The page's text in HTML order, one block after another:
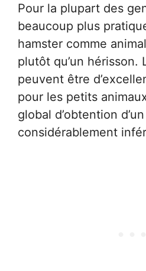
Pour la plupart des
beaucoup plus
hamster comme
plutôt qu’un hérisson.
peuvent être
pour les petits
global d’obtention
considérablement